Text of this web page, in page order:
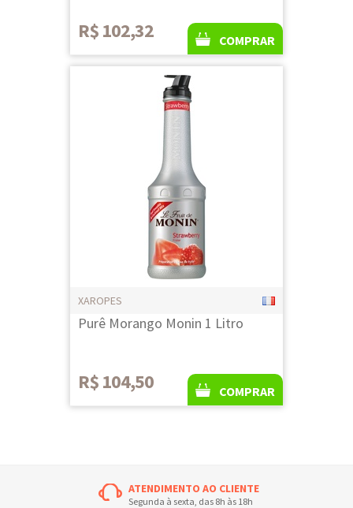
R$ 102,32 COMPRAR
XAROPES
Purê Morango Monin 1 Litro
R$ 104,50 COMPRAR
ATENDIMENTO AO CLIENTE
Segunda à sexta, das 8h às 18h